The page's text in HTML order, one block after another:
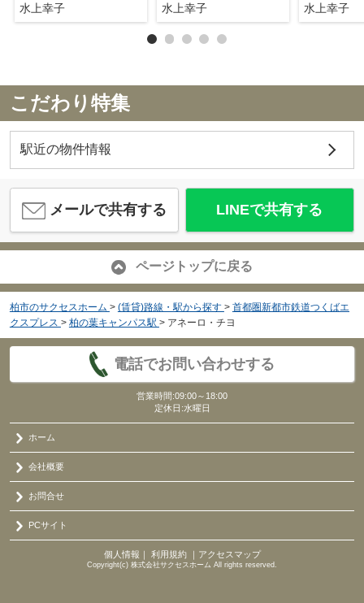
水上幸子 水上幸子 水上幸子
こだわり特集
駅近の物件情報
メールで共有する LINEで共有する
ページトップに戻る
柏市のサクセスホーム > (賃貸)路線・駅から探す > 首都圏新都市鉄道つくばエ
クスプレス > 柏の葉キャンパス駅 > アネーロ・チヨ
電話でお問い合わせする
営業時間:09:00～18:00
定休日:水曜日
ホーム
会社概要
お問合せ
PCサイト
個人情報 利用規約｜ アクセスマップ
Copyright(c) 株式会社サクセスホーム All rights reserved.